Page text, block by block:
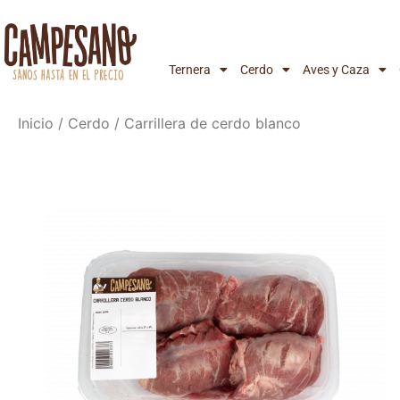
Ternera Cerdo Aves y Caza
Inicio / Cerdo / Carrillera de cerdo blanco